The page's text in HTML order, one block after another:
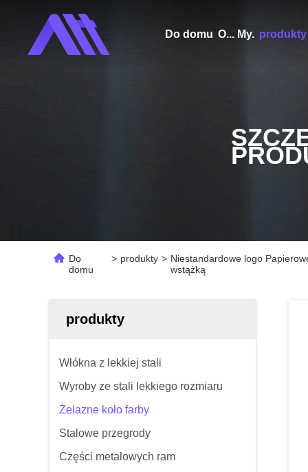
Do domu O... My. produkty
Do
domu
> produkty > Niestandardowe logo
wstążką
produkty
Włókna z lekkiej stali
Wyroby ze stali lekkiego rozmiaru
Żelazne koło farby
Stalowe przegrody
Części metalowych ram